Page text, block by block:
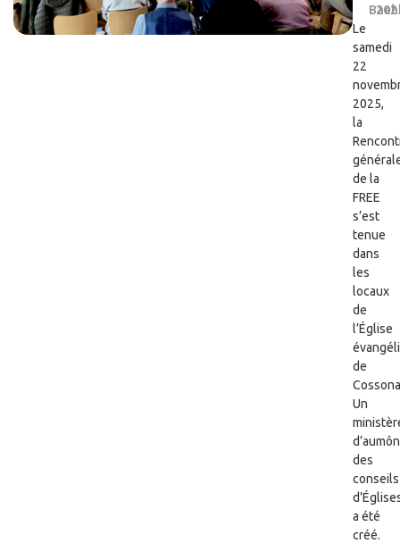
Le
samedi
22
2025,
la
de la
FREE
s’est
tenue
dans
les
locaux
de
l’Église
de
Un
des
conseils
a été
créé.